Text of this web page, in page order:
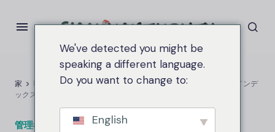
家
独自のコードで sitemap.xml を作成する方法（サイトマップ インデ
ックス ファイル）
管理者 2025年8月17日
We've detected you might be
speaking a different language.
Do you want to change to:
English